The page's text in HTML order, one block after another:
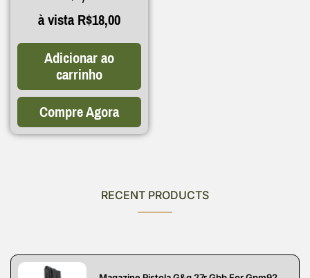
à vistaR$18,00
Adicionar ao
carrinho
Compre Agora
RECENT PRODUCTS